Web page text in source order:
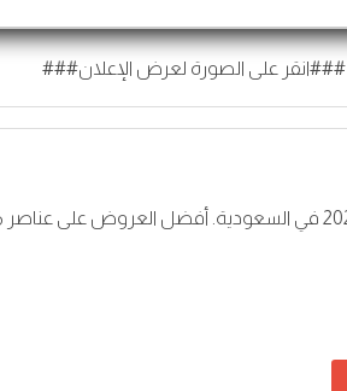
###انقر على الصورة لعرض الإعلان###